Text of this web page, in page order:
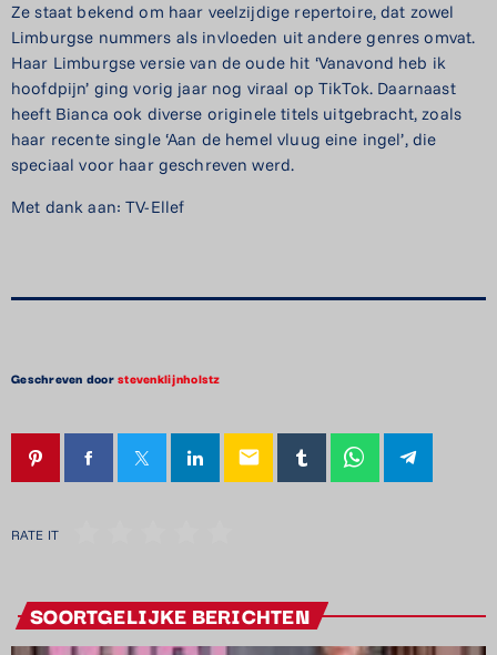
Ze staat bekend om haar veelzijdige repertoire, dat zowel
Limburgse nummers als invloeden uit andere genres omvat.
Haar Limburgse versie van de oude hit ‘Vanavond heb ik
hoofdpijn’ ging vorig jaar nog viraal op TikTok. Daarnaast
heeft Bianca ook diverse originele titels uitgebracht, zoals
haar recente single ‘Aan de hemel vluug eine ingel’, die
speciaal voor haar geschreven werd.
Met dank aan: TV-Ellef
Geschreven doorstevenklijnholstz
email
RATE IT
SOORTGELIJKE BERICHTEN